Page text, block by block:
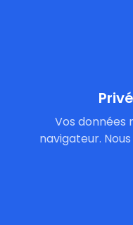
Vos données
navigateur.